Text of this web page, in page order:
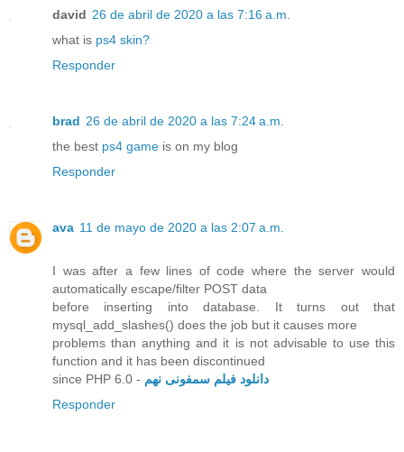
david 26 de abril de 2020 a las 7:16 a.m.
what is ps4 skin?
Responder
brad 26 de abril de 2020 a las 7:24 a.m.
the best ps4 game is on my blog
Responder
ava 11 de mayo de 2020 a las 2:07 a.m.
I was after a few lines of code where the server would
automatically escape/filter POST data
before inserting into database. It turns out that
mysql_add_slashes() does the job but it causes more
problems than anything and it is not advisable to use this
function and it has been discontinued
since PHP 6.0 - دانلود فیلم سمفونی نهم
Responder